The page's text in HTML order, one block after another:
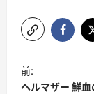
投
稿
前:
ヘルマザー 鮮血